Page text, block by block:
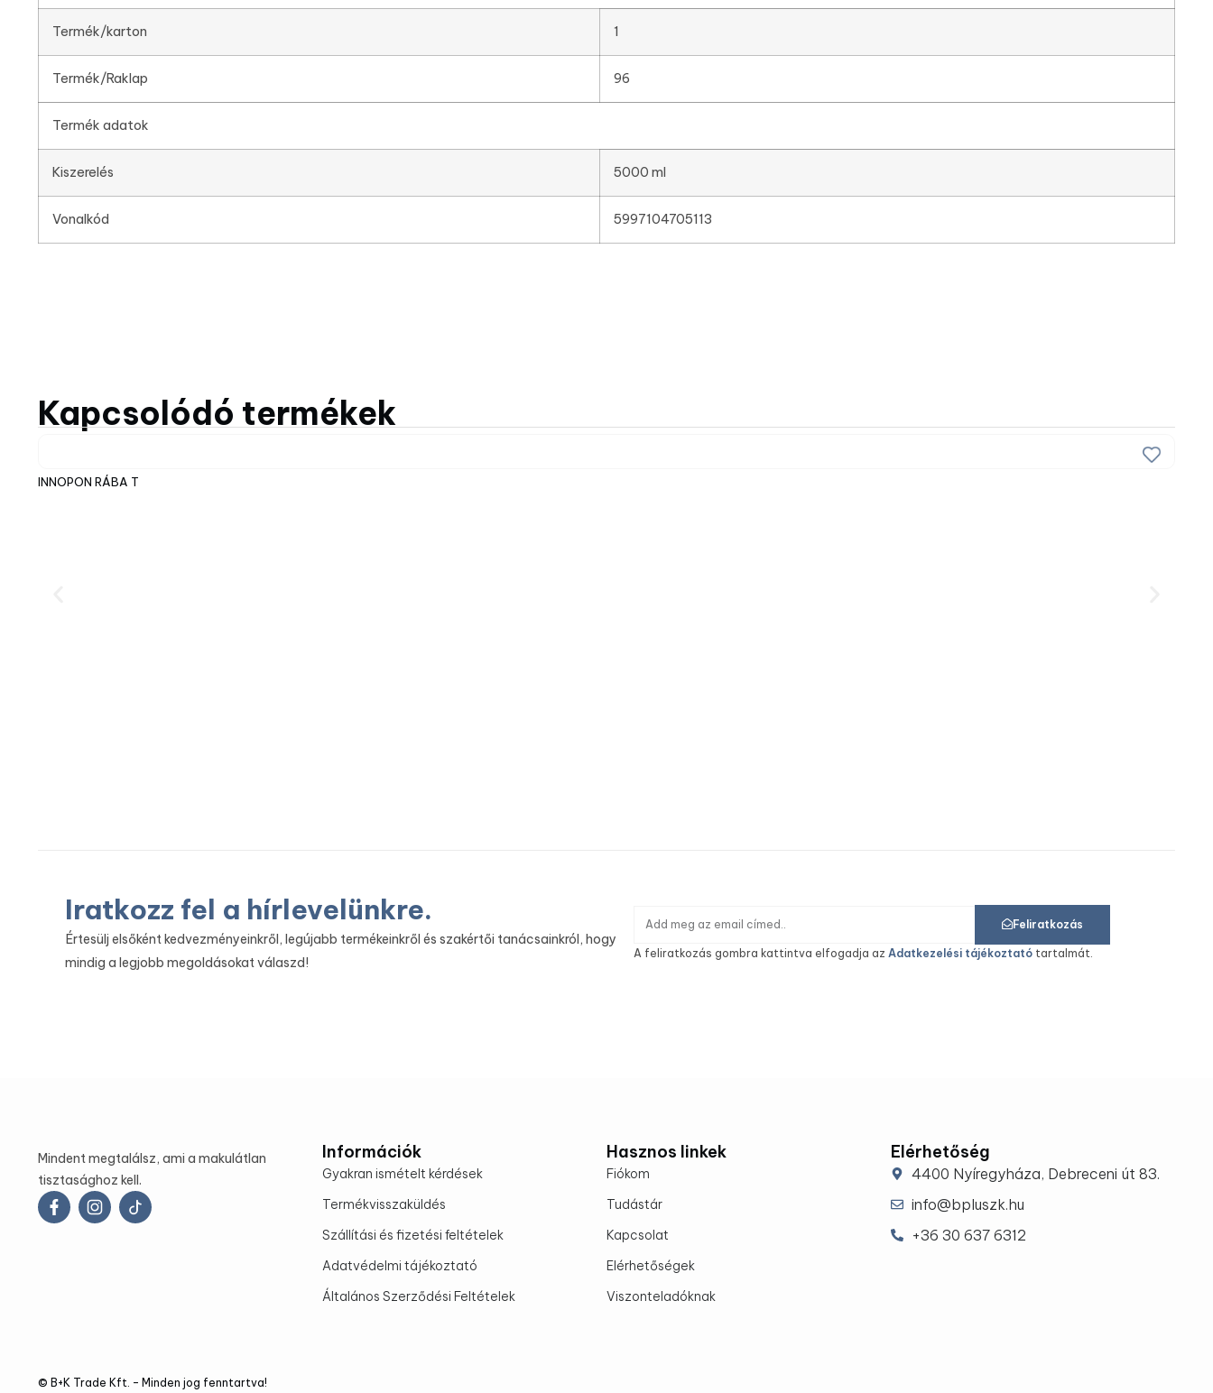
Termék/karton 1
Termék/Raklap 96
Termék adatok
Kiszerelés 5000 ml
Vonalkód 5997104705113
Kapcsolódó termékek
INNOPON RÁBA T
Iratkozz fel a hírlevelünkre.
Értesülj elsőként kedvezményeinkről, legújabb termékeinkről és szakértői tanácsainkról, hogy
mindig a legjobb megoldásokat válaszd!
Feliratkozás
A feliratkozás gombra kattintva elfogadja az Adatkezelési tájékoztató tartalmát.
Mindent megtalálsz, ami a makulátlan
tisztasághoz kell.
Információk
Gyakran ismételt kérdések
Termékvisszaküldés
Szállítási és fizetési feltételek
Adatvédelmi tájékoztató
Általános Szerződési Feltételek
Hasznos linkek
Fiókom
Tudástár
Kapcsolat
Elérhetőségek
Viszonteladóknak
Elérhetőség
4400 Nyíregyháza, Debreceni út 83.
info@bpluszk.hu
+36 30 637 6312
© B+K Trade Kft. – Minden jog fenntartva!